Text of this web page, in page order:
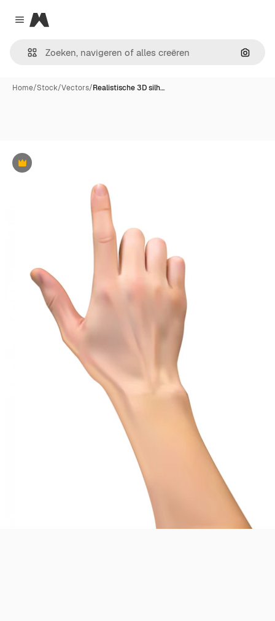
Close menu
Magnific
Home/Stock/Vectors/Realistische 3D silh…
Premium